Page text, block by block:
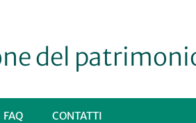
del
FAQ CONTATTI